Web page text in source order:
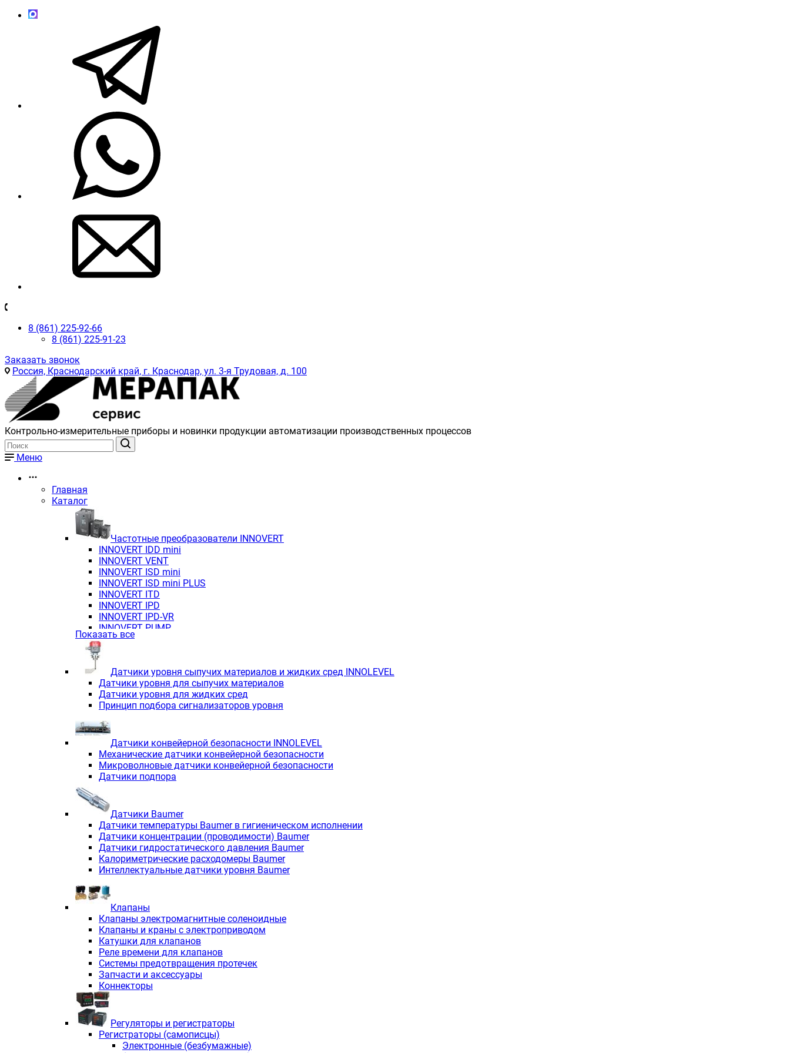
8 (861) 225-92-66
8 (861) 225-91-23
Заказать звонок
Россия, Краснодарский край, г. Краснодар, ул. 3-я Трудовая, д. 100
Контрольно-измерительные приборы и новинки продукции автоматизации производственных процессов
Меню
Главная
Каталог
Частотные преобразователи INNOVERT
INNOVERT IDD mini
INNOVERT VENT
INNOVERT ISD mini
INNOVERT ISD mini PLUS
INNOVERT ITD
INNOVERT IРD
INNOVERT IРD-VR
INNOVERT PUMP
Показать все
Датчики уровня сыпучих материалов и жидких сред INNOLEVEL
Датчики уровня для сыпучих материалов
Датчики уровня для жидких сред
Принцип подбора сигнализаторов уровня
Датчики конвейерной безопасности INNOLEVEL
Механические датчики конвейерной безопасности
Микроволновые датчики конвейерной безопасности
Датчики подпора
Датчики Baumer
Датчики температуры Baumer в гигиеническом исполнении
Датчики концентрации (проводимости) Baumer
Датчики гидростатического давления Baumer
Калориметрические расходомеры Baumer
Интеллектуальные датчики уровня Baumer
Клапаны
Клапаны электромагнитные соленоидные
Клапаны и краны с электроприводом
Катушки для клапанов
Реле времени для клапанов
Системы предотвращения протечек
Запчасти и аксессуары
Коннекторы
Регуляторы и регистраторы
Регистраторы (самописцы)
Электронные (безбумажные)